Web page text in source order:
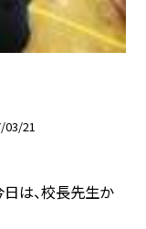
03/21
は、校長先生か